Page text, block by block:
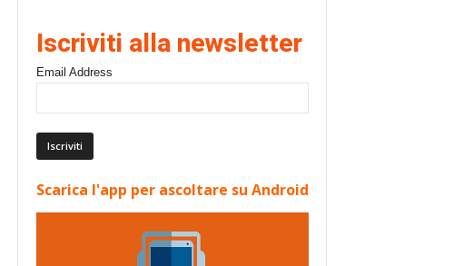
Iscriviti alla newsletter
Email Address
Scarica l'app per ascoltare su Android